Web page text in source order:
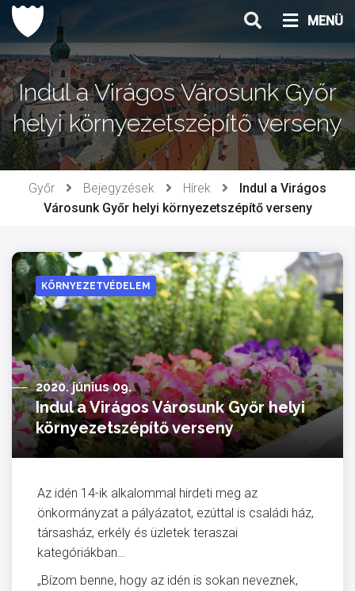
Ugrás
tartalomhoz
MENÜ
Indul a Virágos Városunk Győr
helyi környezetszépítő verseny
Győr Bejegyzések Hírek
Indul a Virágos
Városunk Győr helyi környezetszépítő verseny
KÖRNYEZETVÉDELEM
2020. június 09.
Indul a Virágos Városunk Győr helyi
környezetszépítő verseny
Az idén 14-ik alkalommal hirdeti meg az
önkormányzat a pályázatot, ezúttal is családi ház,
társasház, erkély és üzletek teraszai
kategóriákban…
„Bízom benne, hogy az idén is sokan neveznek,